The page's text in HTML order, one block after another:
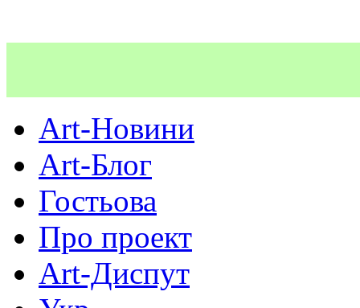
Art-Новини
Art-Блог
Гостьова
Про проект
Art-Диспут